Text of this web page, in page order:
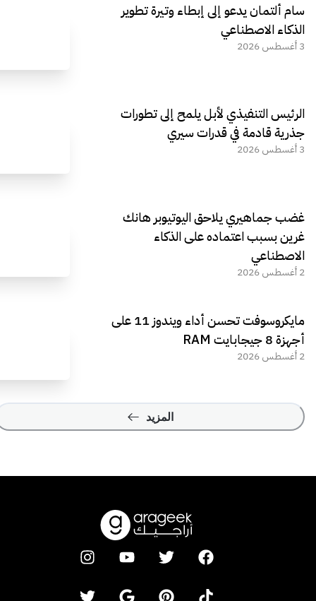
سام ألتمان يدعو إلى إبطاء وتيرة تطوير
الذكاء الاصطناعي
3 أغسطس 2026
الرئيس التنفيذي لأبل يلمح إلى تطورات
جذرية قادمة في قدرات سيري
3 أغسطس 2026
غضب جماهيري يلاحق اليوتيوبر هانك
غرين بسبب اعتماده على الذكاء
الاصطناعي
2 أغسطس 2026
مايكروسوفت تحسن أداء ويندوز 11 على
أجهزة 8 جيجابايت RAM
2 أغسطس 2026
المزيد